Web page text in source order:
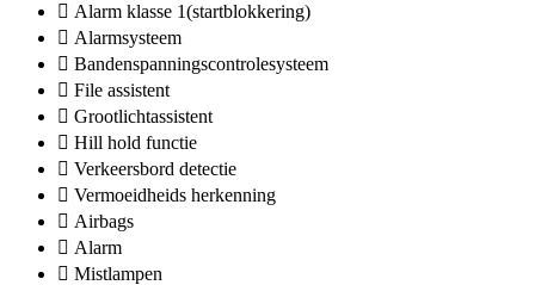
Alarm klasse 1(startblokkering)
Alarmsysteem
Bandenspanningscontrolesysteem
File assistent
Grootlichtassistent
Hill hold functie
Verkeersbord detectie
Vermoeidheids herkenning
Airbags
Alarm
Mistlampen